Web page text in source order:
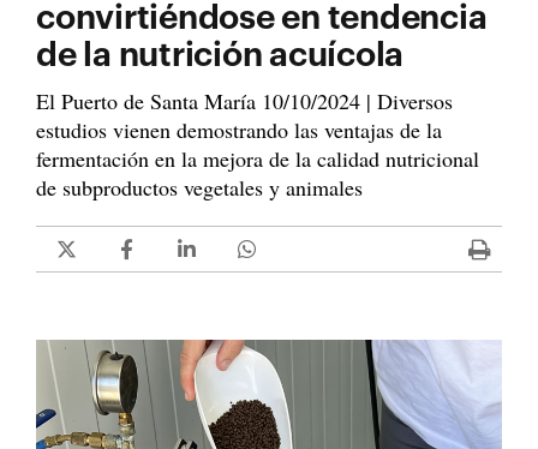
convirtiéndose en tendencia
de la nutrición acuícola
El Puerto de Santa María 10/10/2024 | Diversos
estudios vienen demostrando las ventajas de la
fermentación en la mejora de la calidad nutricional
de subproductos vegetales y animales